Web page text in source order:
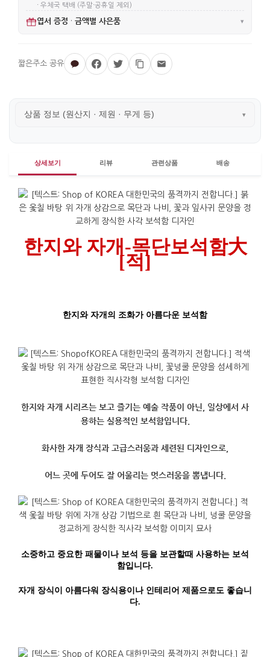
· 우체국 택배 (주말·공휴일 제외)
엽서 증정 · 금액별 사은품 ▾
상품 정보 (원산지 · 제원 · 무게 등) ▾
상세보기 리뷰 관련상품 배송
한지와 자개-목단보석함大
[적]
한지와 자개의 조화가 아름다운 보석함
한지와 자개 시리즈는 보고 즐기는 예술 작품이 아닌, 일상에서 사
용하는 실용적인 보석함입니다.
화사한 자개 장식과 고급스러움과 세련된 디자인으로,
어느 곳에 두어도 잘 어울리는 멋스러움을 뽐냅니다.
소중하고 중요한 패물이나 보석 등을 보관할때 사용하는 보석
함입니다.
자개 장식이 아름다워 장식용이나 인테리어 제품으로도 좋습니
다.